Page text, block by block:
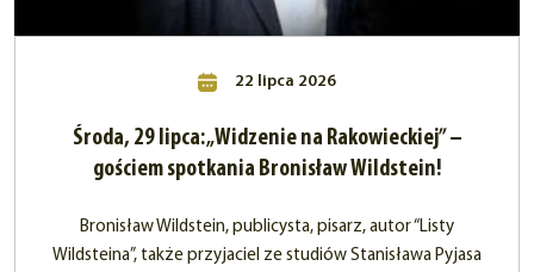
22 lipca 2026
Środa, 29 lipca: „Widzenie na Rakowieckiej” –
gościem spotkania Bronisław Wildstein!
Bronisław Wildstein, publicysta, pisarz, autor “Listy
Wildsteina”, także przyjaciel ze studiów Stanisława Pyjasa